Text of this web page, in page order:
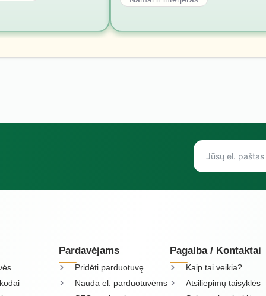
Pardavėjams
Pridėti parduotuvę
Nauda el. parduotuvėms
Pagalba / Kontaktai
Kaip tai veikia?
Atsiliepimų taisyklės